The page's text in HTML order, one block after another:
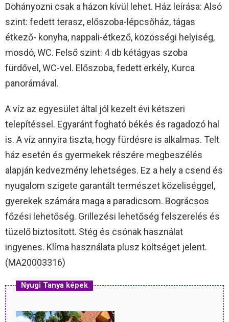
Dohányozni csak a házon kívül lehet. Ház leírása: Alsó
szint: fedett terasz, előszoba-lépcsőház, tágas
étkező- konyha, nappali-étkező, közösségi helyiség,
mosdó, WC. Felső szint: 4 db kétágyas szoba
fürdővel, WC-vel. Előszoba, fedett erkély, Kurca
panorámával.
A víz az egyesület által jól kezelt évi kétszeri
telepítéssel. Egyaránt fogható békés és ragadozó hal
is. A víz annyira tiszta, hogy fürdésre is alkalmas. Telt
ház esetén és gyermekek részére megbeszélés
alapján kedvezmény lehetséges. Ez a hely a csend és
nyugalom szigete garantált természet közeliséggel,
gyerekek számára maga a paradicsom. Bográcsos
főzési lehetőség. Grillezési lehetőség felszerelés és
tüzelő biztosított. Stég és csónak használat
ingyenes. Klíma használata plusz költséget jelent.
(MA20003316)
Nyugi Tanya képek